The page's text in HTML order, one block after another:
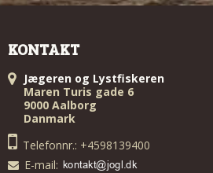
KONTAKT
Jægeren og Lystfiskeren
Maren Turis gade 6
9000 Aalborg
Danmark
Telefonnr.: +4598139400
E-mail: